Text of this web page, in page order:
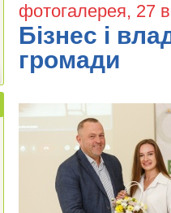
фотогалерея, 27
Бізнес і
громади